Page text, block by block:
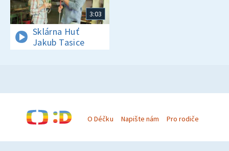
3:03
Sklárna Huť
Jakub Tasice
O Déčku Napište nám Pro rodiče